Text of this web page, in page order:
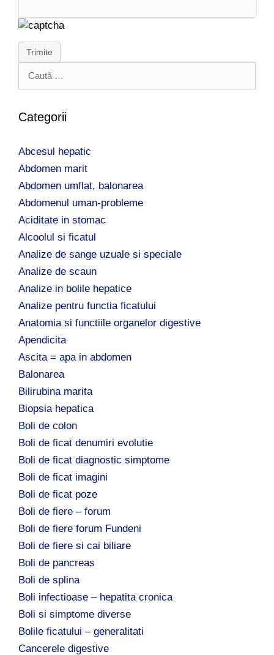
Trimite
t
u
p
ă
Categorii
Abcesul hepatic
Abdomen marit
Abdomen umflat, balonarea
Abdomenul uman-probleme
Aciditate in stomac
Alcoolul si ficatul
Analize de sange uzuale si speciale
Analize de scaun
Analize in bolile hepatice
Analize pentru functia ficatului
Anatomia si functiile organelor digestive
Apendicita
Ascita = apa in abdomen
Balonarea
Bilirubina marita
Biopsia hepatica
Boli de colon
Boli de ficat denumiri evolutie
Boli de ficat diagnostic simptome
Boli de ficat imagini
Boli de ficat poze
Boli de fiere – forum
Boli de fiere forum Fundeni
Boli de fiere si cai biliare
Boli de pancreas
Boli de splina
Boli infectioase – hepatita cronica
Boli si simptome diverse
Bolile ficatului – generalitati
Cancerele digestive